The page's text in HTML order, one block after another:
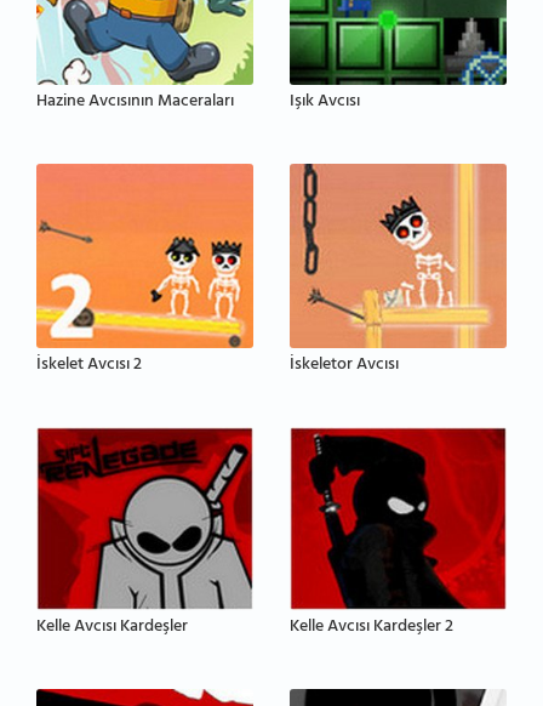
Hazine Avcısının Maceraları Işık Avcısı
İskelet Avcısı 2 İskeletor Avcısı
Kelle Avcısı Kardeşler Kelle Avcısı Kardeşler 2